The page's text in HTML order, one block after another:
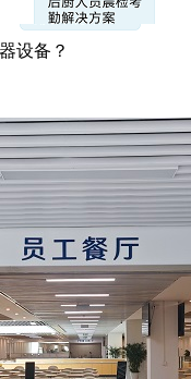
设备？